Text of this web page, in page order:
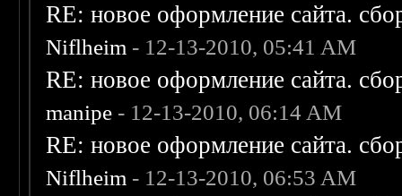
RE: новое оформление сайта.
Niflheim - 12-13-2010, 05:41 AM
RE: новое оформление сайта.
manipe - 12-13-2010, 06:14 AM
RE: новое оформление сайта.
Niflheim - 12-13-2010, 06:53 AM